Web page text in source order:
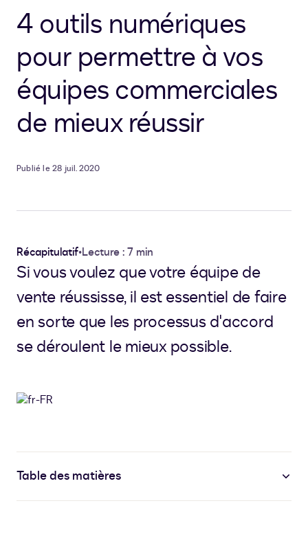
4 outils numériques
pour permettre à vos
équipes commerciales
de mieux réussir
Publié le 28 juil. 2020
Récapitulatif•Lecture : 7 min
Si vous voulez que votre équipe de
vente réussisse, il est essentiel de faire
en sorte que les processus d'accord
se déroulent le mieux possible.
Table des matières